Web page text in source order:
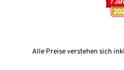
Alle Preise verstehen sich